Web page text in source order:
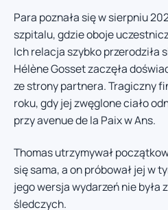
Para poznała się w sierpniu
szpitalu, gdzie oboje
Ich relacja szybko przerodziła
Hélène Gosset zaczęła
ze strony partnera. Tragiczny
roku, gdy jej zwęglone ciało
przy avenue de la Paix w Ans.
Thomas utrzymywał
się sama, a on próbował jej w
jego wersja wydarzeń nie była
śledczych.